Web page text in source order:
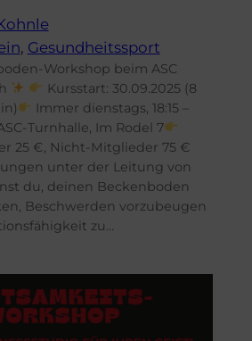
, Gesundheitssport
Workshop beim ASC
Kursstart: 30.09.2025 (8
Immer dienstags, 18:15 –
Turnhalle, Im Rodel 7
25 €, Nicht-Mitglieder 75 €
unter der Leitung von
du, deinen Beckenboden
Beschwerden vorzubeugen
zu…